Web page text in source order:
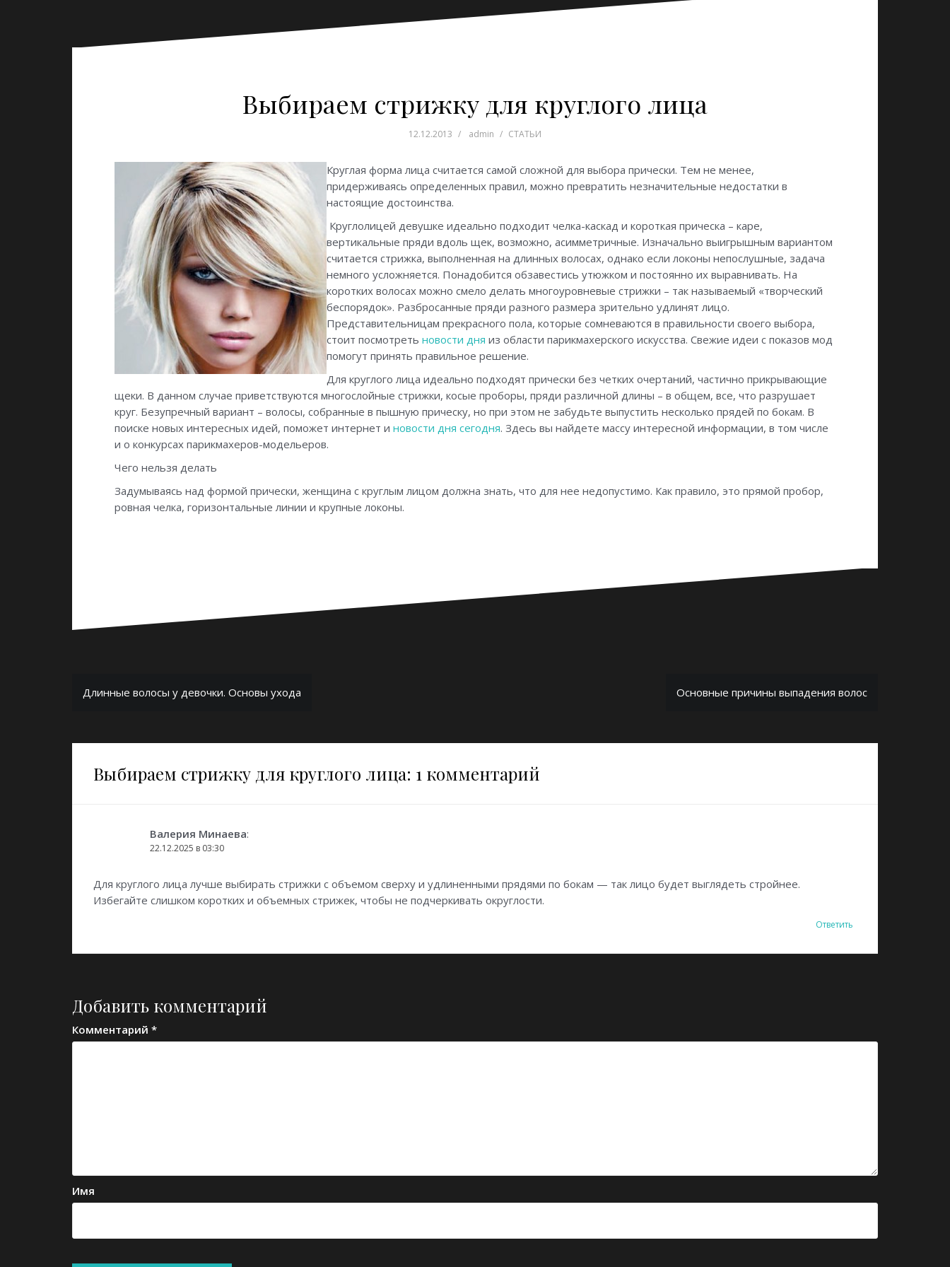
Выбираем стрижку для круглого лица
12.12.2013 admin СТАТЬИ
Круглая форма лица считается самой сложной для выбора прически. Тем не менее,
придерживаясь определенных правил, можно превратить незначительные недостатки в
настоящие достоинства.
Круглолицей девушке идеально подходит челка-каскад и короткая прическа – каре,
вертикальные пряди вдоль щек, возможно, асимметричные. Изначально выигрышным вариантом
считается стрижка, выполненная на длинных волосах, однако если локоны непослушные, задача
немного усложняется. Понадобится обзавестись утюжком и постоянно их выравнивать. На
коротких волосах можно смело делать многоуровневые стрижки – так называемый «творческий
беспорядок». Разбросанные пряди разного размера зрительно удлинят лицо.
Представительницам прекрасного пола, которые сомневаются в правильности своего выбора,
стоит посмотреть новости дня из области парикмахерского искусства. Свежие идеи с показов мод
помогут принять правильное решение.
Для круглого лица идеально подходят прически без четких очертаний, частично прикрывающие
щеки. В данном случае приветствуются многослойные стрижки, косые проборы, пряди различной длины – в общем, все, что разрушает
круг. Безупречный вариант – волосы, собранные в пышную прическу, но при этом не забудьте выпустить несколько прядей по бокам. В
поиске новых интересных идей, поможет интернет и новости дня сегодня. Здесь вы найдете массу интересной информации, в том числе
и о конкурсах парикмахеров-модельеров.
Чего нельзя делать
Задумываясь над формой прически, женщина с круглым лицом должна знать, что для нее недопустимо. Как правило, это прямой пробор,
ровная челка, горизонтальные линии и крупные локоны.
Навигация
по
Длинные волосы у девочки. Основы ухода Основные причины выпадения волос
Выбираем стрижку для круглого лица: 1 комментарий
Валерия Минаева:
22.12.2025 в 03:30
Для круглого лица лучше выбирать стрижки с объемом сверху и удлиненными прядями по бокам — так лицо будет выглядеть стройнее.
Избегайте слишком коротких и объемных стрижек, чтобы не подчеркивать округлости.
Ответить
Добавить комментарий
Комментарий *
Имя